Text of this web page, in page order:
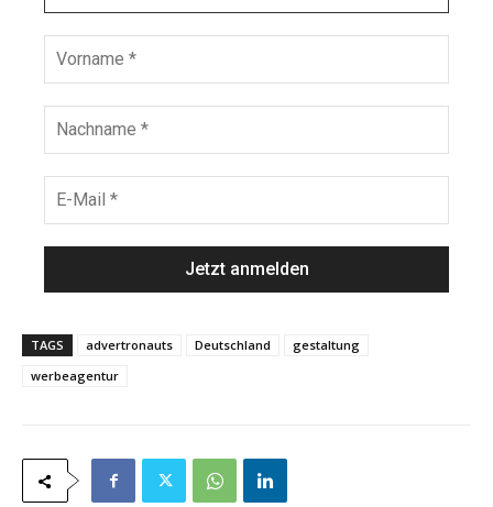
r
e
e
r
n
m
c
h
a
M
a
l
TAGS advertronauts Deutschland
gestaltung
werbeagentur